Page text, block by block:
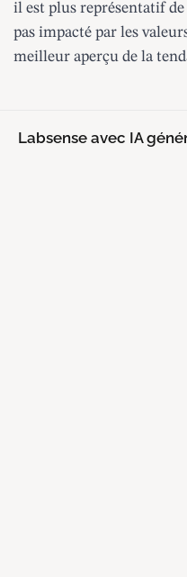
il est plus représentatif de
pas impacté par les
meilleur aperçu de la
Labsense avec IA